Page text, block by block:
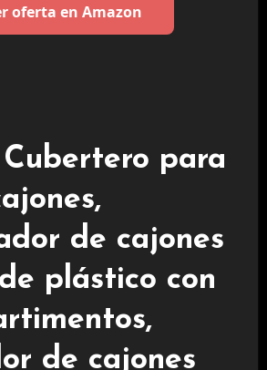
oferta en Amazon
para
de cajones
plástico con
de cajones